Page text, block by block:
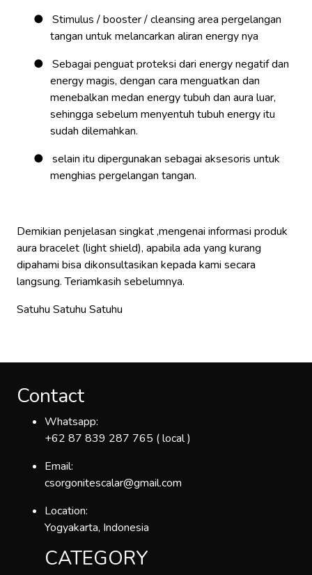
● Stimulus / booster / cleansing area pergelangan
tangan untuk melancarkan aliran energy nya
● Sebagai penguat proteksi dari energy negatif dan
energy magis, dengan cara menguatkan dan
menebalkan medan energy tubuh dan aura luar,
sehingga sebelum menyentuh tubuh energy itu
sudah dilemahkan.
● selain itu dipergunakan sebagai aksesoris untuk
menghias pergelangan tangan.
Demikian penjelasan singkat ,mengenai informasi produk
aura bracelet (light shield), apabila ada yang kurang
dipahami bisa dikonsultasikan kepada kami secara
langsung. Teriamkasih sebelumnya.
Satuhu Satuhu Satuhu
Contact
Whatsapp:
+62 87 839 287 765 ( local )
Email:
csorgonitescalar@gmail.com
Location:
Yogyakarta, Indonesia
CATEGORY